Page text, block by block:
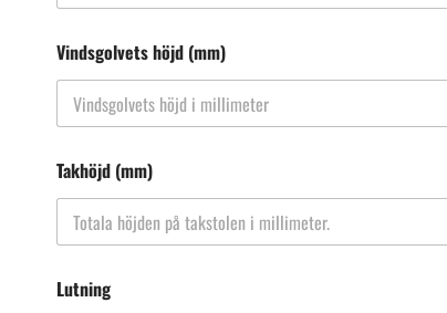
Vindsgolvets höjd (mm)
Takhöjd (mm)
Lutning